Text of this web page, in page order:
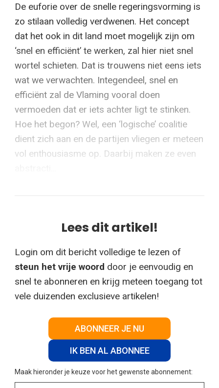
De euforie over de snelle regeringsvorming is
zo stilaan volledig verdwenen. Het concept
dat het ook in dit land moet mogelijk zijn om
‘snel en efficiënt’ te werken, zal hier niet snel
wortel schieten. Dat is trouwens niet eens iets
wat we verwachten. Integendeel, snel en
efficiënt zal de Vlaming vooral doen
vermoeden dat er iets achter ligt te stinken.
Hoe het begon? Wel, een ‘logische’ coalitie
dient zich aan en de partijen vliegen er meteen
vol enthousiasme op. Daarbij maken ze even
Lees dit artikel!
Login om dit bericht volledige te lezen of
steun het vrije woord door je eenvoudig en
snel te abonneren en krijg meteen toegang tot
vele duizenden exclusieve artikelen!
ABONNEER JE NU
IK BEN AL ABONNEE
Maak hieronder je keuze voor het gewenste abonnement: